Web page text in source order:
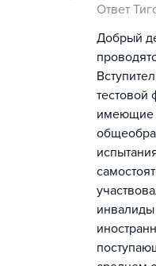
Ответ
Добрый
тестовой
имеющие